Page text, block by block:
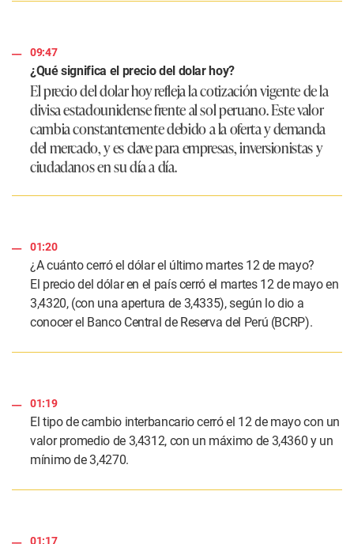
09:47
¿Qué significa el precio del dolar hoy?
El precio del dolar hoy refleja la cotización vigente de la
divisa estadounidense frente al sol peruano. Este valor
cambia constantemente debido a la oferta y demanda
del mercado, y es clave para empresas, inversionistas y
ciudadanos en su día a día.
01:20
¿A cuánto cerró el dólar el último martes 12 de mayo?
El precio del dólar en el país cerró el martes 12 de mayo en
3,4320, (con una apertura de 3,4335), según lo dio a
conocer el Banco Central de Reserva del Perú (BCRP).
01:19
El tipo de cambio interbancario cerró el 12 de mayo con un
valor promedio de 3,4312, con un máximo de 3,4360 y un
mínimo de 3,4270.
01:17